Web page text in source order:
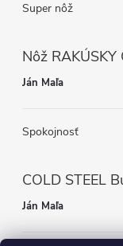
Super nôž
Ján Maľa
Spokojnosť
COLD STEEL
Ján Maľa